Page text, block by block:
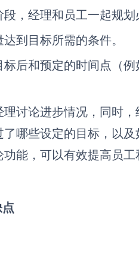
，经理和员工一起规划
到目标所需的条件。
标后和预定的时间点（
理讨论进步情况，同时
哪些设定的目标，以
能，可以有效提高员工